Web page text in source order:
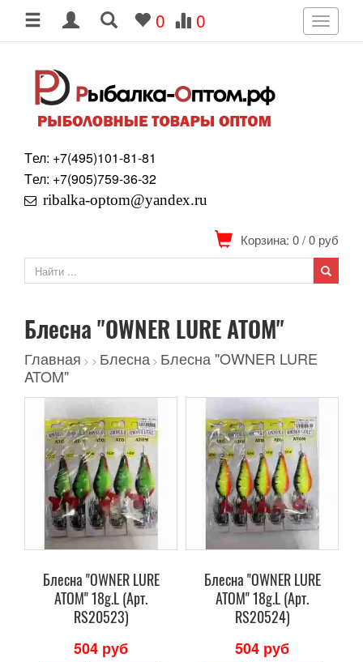
0 0
Toggle
Tел: +7(495)101-81-81
Tел: +7(905)759-36-32
ribalka-optom@yandex.ru
Корзина: 0/0 руб
Блесна "OWNER LURE ATOM"
Главная > > Блесна > Блесна "OWNER LURE
ATOM"
Блесна "OWNER LURE
ATOM" 18g.L (Арт.
RS20523)
504 руб
Блесна "OWNER LURE
ATOM" 18g.L (Арт.
RS20524)
504 руб